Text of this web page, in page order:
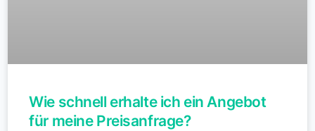
Wie schnell erhalte ich ein Angebot
für meine Preisanfrage?